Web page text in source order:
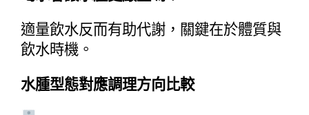
適量飲水反而有助代謝，關鍵在於體質與
飲水時機。
水腫型態對應調理方向比較